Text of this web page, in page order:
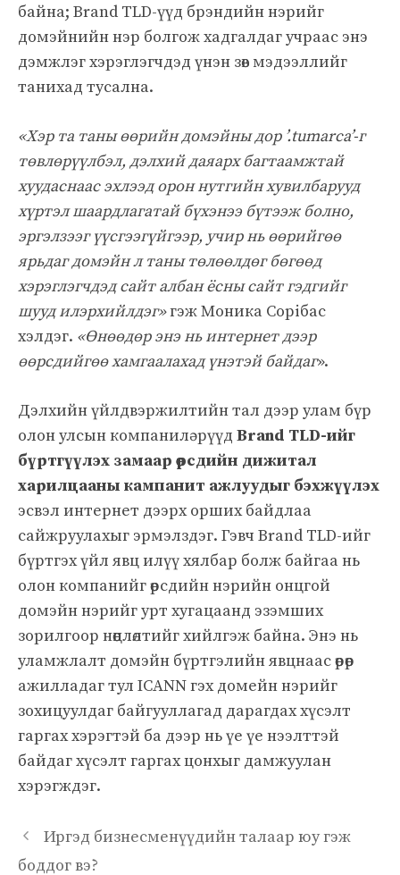
байна; Brand TLD-үүд брэндийн нэрийг
домэйнийн нэр болгож хадгалдаг учраас энэ
дэмжлэг хэрэглэгчдэд үнэн зөв мэдээллийг
танихад тусална.
«Хэр та таны өөрийн домэйны дор ’.tumarca’-г
төвлөрүүлбэл, дэлхий даяарх багтаамжтай
хуудаснаас эхлээд орон нутгийн хувилбарууд
хүртэл шаардлагатай бүхэнээ бүтээж болно,
эргэлзээг үүсгээгүйгээр, учир нь өөрийгөө
ярьдаг домэйн л таны төлөөлдөг бөгөөд
хэрэглэгчдэд сайт албан ёсны сайт гэдгийг
шууд илэрхийлдэг»гэж Моника Сорібас
хэлдэг. «Өнөөдөр энэ нь интернет дээр
өөрсдийгөө хамгаалахад үнэтэй байдаг».
Дэлхийн үйлдвэржилтийн тал дээр улам бүр
олон улсын компаниләрүүд Brand TLD-ийг
бүртгүүлэх замаар өөрсдийн дижитал
харилцааны кампанит ажлуудыг бэхжүүлэх
эсвэл интернет дээрх орших байдлаа
сайжруулахыг эрмэлздэг. Гэвч Brand TLD-ийг
бүртгэх үйл явц илүү хялбар болж байгаа нь
олон компанийг өөрсдийн нэрийн онцгой
домэйн нэрийг урт хугацаанд эзэмших
зорилгоор нөөцлөлтийг хийлгэж байна. Энэ нь
уламжлалт домэйн бүртгэлийн явцнаас өөрөөр
ажилладаг тул ICANN гэх домейн нэрийг
зохицуулдаг байгууллагад дарагдах хүсэлт
гаргах хэрэгтэй ба дээр нь үе үе нээлттэй
байдаг хүсэлт гаргах цонхыг дамжуулан
хэрэгждэг.
Иргэд бизнесменүүдийн талаар юу гэж
боддог вэ?